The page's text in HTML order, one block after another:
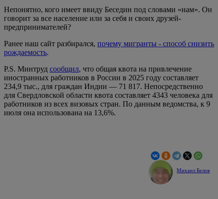
Непонятно, кого имеет ввиду Беседин под словами «нам». Он
говорит за все население или за себя и своих друзей-
предпринимателей?
Ранее наш сайт разбирался, почему мигранты - способ снизить
рождаемость.
P.S. Минтруд сообщил, что общая квота на привлечение
иностранных работников в России в 2025 году составляет
234,9 тыс., для граждан Индии — 71 817. Непосредственно
для Свердловской области квота составляет 4343 человека для
работников из всех визовых стран. По данным ведомства, к 9
июля она использована на 13,6%.
Михаил Белов